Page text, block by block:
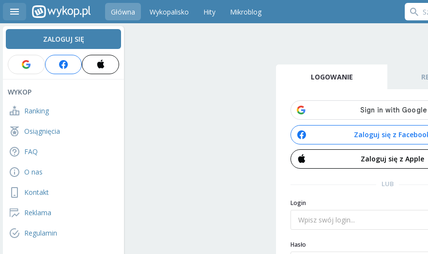
Główna Wykopalisko Hity Mikroblog
ZALOGUJ SIĘ
WYKOP
Ranking
Osiągnięcia
FAQ
O nas
Kontakt
Reklama
Regulamin
LOGOWANIE
Zaloguj się z
Zaloguj się z Apple
LUB
Login
Hasło